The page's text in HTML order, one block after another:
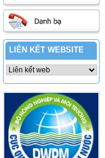
LIÊN KẾT WEBSITE